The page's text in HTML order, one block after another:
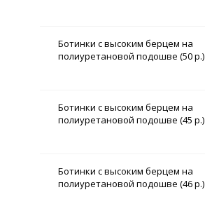
Ботинки с высоким берцем на
полиуретановой подошве (50 р.)
Ботинки с высоким берцем на
полиуретановой подошве (45 р.)
Ботинки с высоким берцем на
полиуретановой подошве (46 р.)